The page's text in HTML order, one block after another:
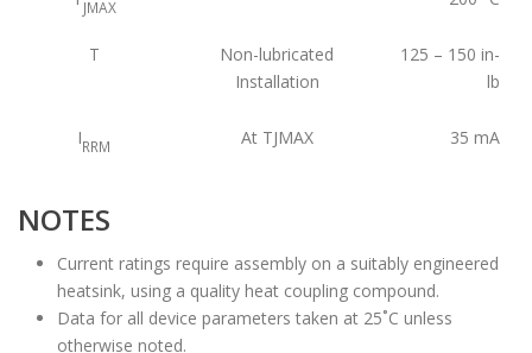
JMAX
T
Non-lubricated
Installation
125 – 150 in-
lb
IRRM At TJMAX 35 mA
NOTES
Current ratings require assembly on a suitably engineered
heatsink, using a quality heat coupling compound.
Data for all device parameters taken at 25˚C unless
otherwise noted.